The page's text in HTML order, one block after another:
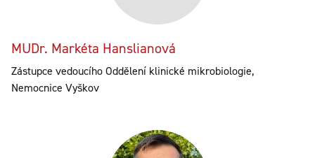
MUDr. Markéta Hanslianová
Zástupce vedoucího Oddělení klinické mikrobiologie,
Nemocnice Vyškov